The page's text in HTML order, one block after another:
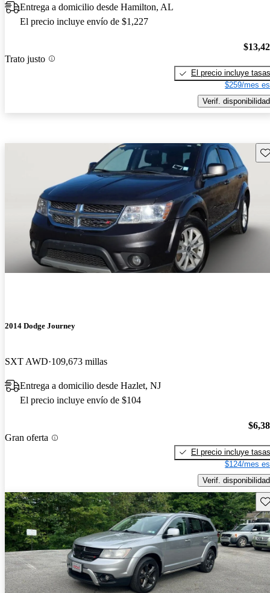
Entrega a domicilio desde Hamilton, AL
El precio incluye envío de $1,227
Trato justo
El precio incluye tasas
$259/mes
Verif. disponibilidad
2014 Dodge Journey
SXT AWD 109,673 millas
Entrega a domicilio desde Hazlet, NJ
El precio incluye envío de $104
Gran oferta
El precio incluye tasas
$124/mes
Verif. disponibilidad